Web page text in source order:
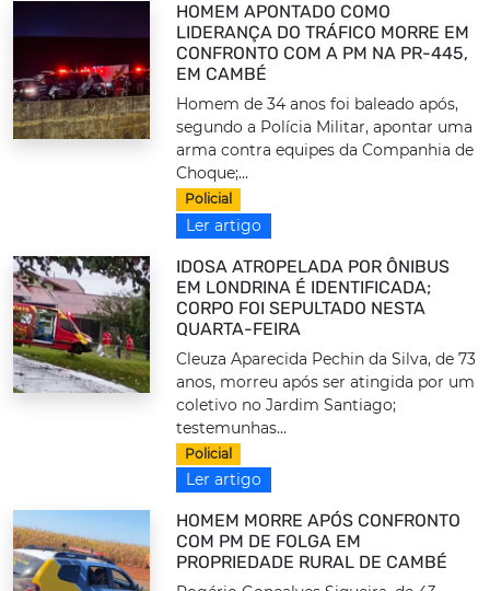
HOMEM APONTADO COMO
LIDERANÇA DO TRÁFICO MORRE EM
CONFRONTO COM A PM NA PR-445,
EM CAMBÉ
Homem de 34 anos foi baleado após,
segundo a Polícia Militar, apontar uma
arma contra equipes da Companhia de
Choque;...
Policial
Ler artigo
IDOSA ATROPELADA POR ÔNIBUS
EM LONDRINA É IDENTIFICADA;
CORPO FOI SEPULTADO NESTA
QUARTA-FEIRA
Cleuza Aparecida Pechin da Silva, de 73
anos, morreu após ser atingida por um
coletivo no Jardim Santiago;
testemunhas...
Policial
Ler artigo
HOMEM MORRE APÓS CONFRONTO
COM PM DE FOLGA EM
PROPRIEDADE RURAL DE CAMBÉ